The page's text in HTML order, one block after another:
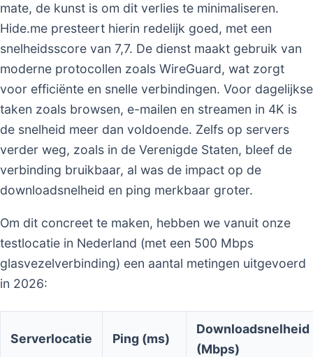
mate, de kunst is om dit verlies te minimaliseren.
Hide.me presteert hierin redelijk goed, met een
snelheidsscore van 7,7. De dienst maakt gebruik van
moderne protocollen zoals WireGuard, wat zorgt
voor efficiënte en snelle verbindingen. Voor dagelijkse
taken zoals browsen, e-mailen en streamen in 4K is
de snelheid meer dan voldoende. Zelfs op servers
verder weg, zoals in de Verenigde Staten, bleef de
verbinding bruikbaar, al was de impact op de
downloadsnelheid en ping merkbaar groter.
Om dit concreet te maken, hebben we vanuit onze
testlocatie in Nederland (met een 500 Mbps
glasvezelverbinding) een aantal metingen uitgevoerd
in 2026:
Serverlocatie Ping (ms)
Downloadsnelheid
(Mbps)